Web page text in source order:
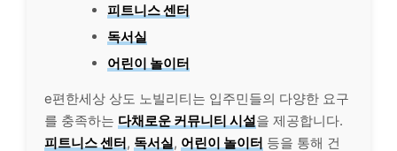
피트니스 센터
독서실
어린이 놀이터
e편한세상 상도 노빌리티는 입주민들의 다양한 요구
를 충족하는 다채로운 커뮤니티 시설을 제공합니다.
피트니스 센터, 독서실, 어린이 놀이터 등을 통해 건